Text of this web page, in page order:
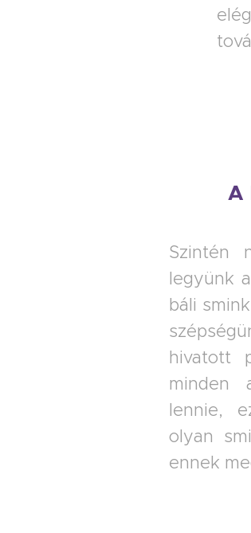
A
Szintén
legyünk
báli
hivatott
minden
lennie,
olyan
ennek